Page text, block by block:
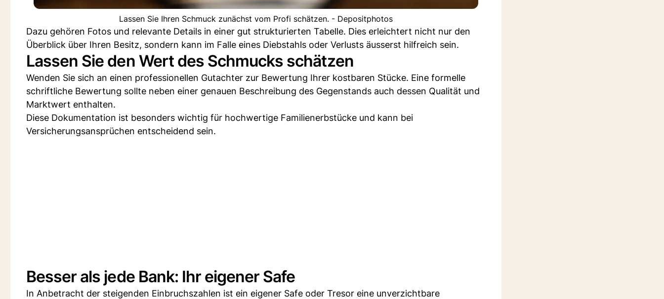
Lassen Sie Ihren Schmuck zunächst vom Profi schätzen. - Depositphotos
Dazu gehören Fotos und relevante Details in einer gut strukturierten Tabelle. Dies erleichtert nicht nur den
Überblick über Ihren Besitz, sondern kann im Falle eines Diebstahls oder Verlusts äusserst hilfreich sein.
Lassen Sie den Wert des Schmucks schätzen
Wenden Sie sich an einen professionellen Gutachter zur Bewertung Ihrer kostbaren Stücke. Eine formelle
schriftliche Bewertung sollte neben einer genauen Beschreibung des Gegenstands auch dessen Qualität und
Marktwert enthalten.
Diese Dokumentation ist besonders wichtig für hochwertige Familienerbstücke und kann bei
Versicherungsansprüchen entscheidend sein.
Besser als jede Bank: Ihr eigener Safe
In Anbetracht der steigenden Einbruchszahlen ist ein eigener Safe oder Tresor eine unverzichtbare